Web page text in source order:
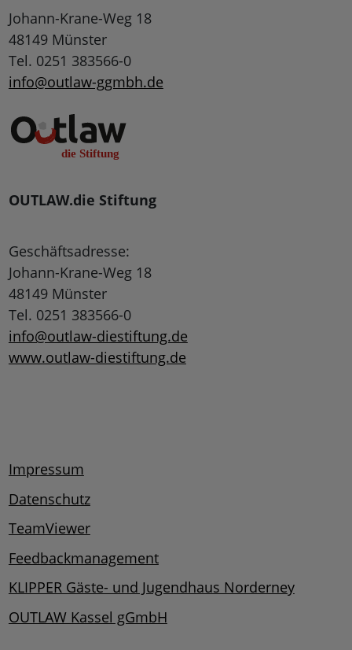
Johann-Krane-Weg 18
48149 Münster
Tel. 0251 383566-0
info@outlaw-ggmbh.de
OUTLAW.die Stiftung
Geschäftsadresse:
Johann-Krane-Weg 18
48149 Münster
Tel. 0251 383566-0
info@outlaw-diestiftung.de
www.outlaw-diestiftung.de
Impressum
Datenschutz
TeamViewer
Feedbackmanagement
KLIPPER Gäste- und Jugendhaus Norderney
OUTLAW Kassel gGmbH